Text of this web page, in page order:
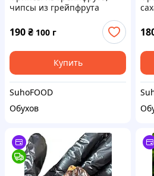
чипсы из грейпфрута
190₴ 100 г
Купить
SuhoFOOD
Обухов